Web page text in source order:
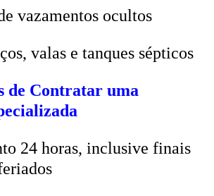
vazamentos ocultos
valas e tanques sépticos
de Contratar uma
24 horas, inclusive finais